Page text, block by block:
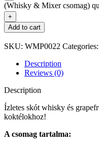
(Whisky & Mixer csomag)
Add to cart
SKU: WMP0022 Categories:
Description
Reviews (0)
Description
Ízletes skót whisky és
koktélokhoz!
A csomag tartalma: